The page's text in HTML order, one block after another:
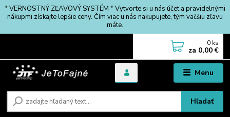
* VERNOSTNÝ ZĽAVOVÝ SYSTÉM * Vytvorte si u nás účet a pravidelnými
nákupmi získajte lepšie ceny. Čím viac u nás nakupujete, tým väčšiu zľavu
máte.
Menu
Hľadať
0 ks
za 0,00 €